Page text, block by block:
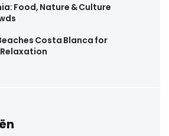
Food, Nature & Culture
Costa Blanca for
Relaxation